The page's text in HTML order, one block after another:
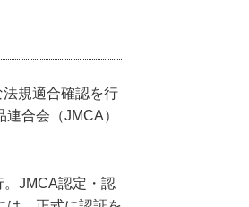
規適合確認を行
合会（JMCA）
JMCA認定・認